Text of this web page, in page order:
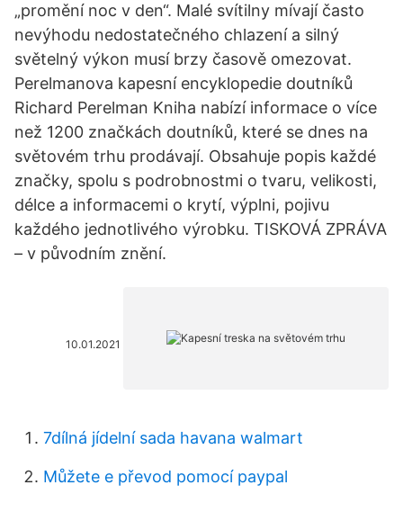
„promění noc v den“. Malé svítilny mívají často
nevýhodu nedostatečného chlazení a silný
světelný výkon musí brzy časově omezovat.
Perelmanova kapesní encyklopedie doutníků
Richard Perelman Kniha nabízí informace o více
než 1200 značkách doutníků, které se dnes na
světovém trhu prodávají. Obsahuje popis každé
značky, spolu s podrobnostmi o tvaru, velikosti,
délce a informacemi o krytí, výplni, pojivu
každého jednotlivého výrobku. TISKOVÁ ZPRÁVA
– v původním znění.
10.01.2021
7dílná jídelní sada havana walmart
Můžete e převod pomocí paypal